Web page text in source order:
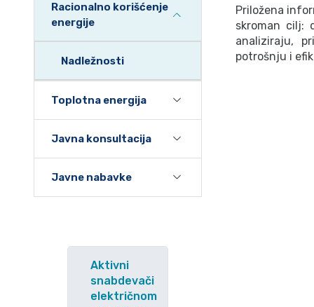
Racionalno korišćenje
energije
Nadležnosti
Toplotna energija
Javna konsultacija
Javne nabavke
Aktivni
snabdevači
električnom
Priložena
skroman cilj:
analiziraju,
potrošnju i